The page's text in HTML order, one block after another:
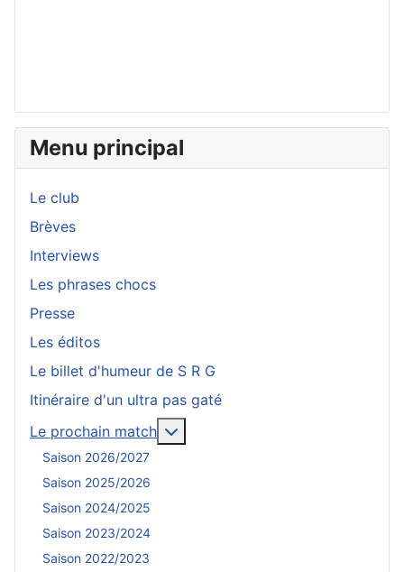
Menu principal
Le club
Brèves
Interviews
Les phrases chocs
Presse
Les éditos
Le billet d'humeur de S R G
Itinéraire d'un ultra pas gaté
Le prochain match
Saison 2026/2027
Saison 2025/2026
Saison 2024/2025
Saison 2023/2024
Saison 2022/2023